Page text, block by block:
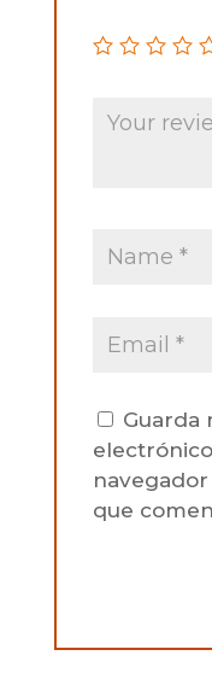
Guarda
que